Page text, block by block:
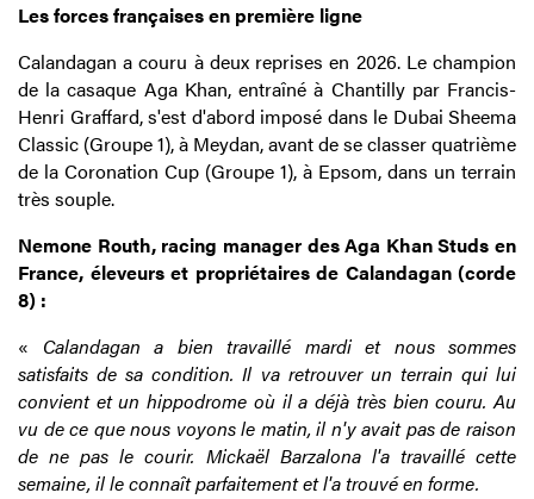
Les forces françaises en première ligne
Calandagan a couru à deux reprises en 2026. Le champion
de la casaque Aga Khan, entraîné à Chantilly par Francis-
Henri Graffard, s'est d'abord imposé dans le Dubai Sheema
Classic (Groupe 1), à Meydan, avant de se classer quatrième
de la Coronation Cup (Groupe 1), à Epsom, dans un terrain
très souple.
Nemone Routh, racing manager des Aga Khan Studs en
France, éleveurs et propriétaires de Calandagan (corde
8) :
« Calandagan a bien travaillé mardi et nous sommes
satisfaits de sa condition. Il va retrouver un terrain qui lui
convient et un hippodrome où il a déjà très bien couru. Au
vu de ce que nous voyons le matin, il n'y avait pas de raison
de ne pas le courir. Mickaël Barzalona l'a travaillé cette
semaine, il le connaît parfaitement et l'a trouvé en forme.